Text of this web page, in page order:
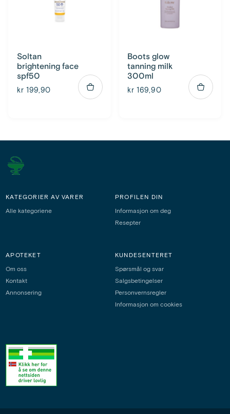
Soltan
brightening face
spf50
kr 199,90
Boots glow
tanning milk
300ml
kr 169,90
KATEGORIER AV VARER
Alle kategoriene
PROFILEN DIN
Informasjon om deg
Resepter
APOTEKET
Om oss
Kontakt
Annonsering
KUNDESENTERET
Spørsmål og svar
Salgsbetingelser
Personvernsregler
Informasjon om cookies